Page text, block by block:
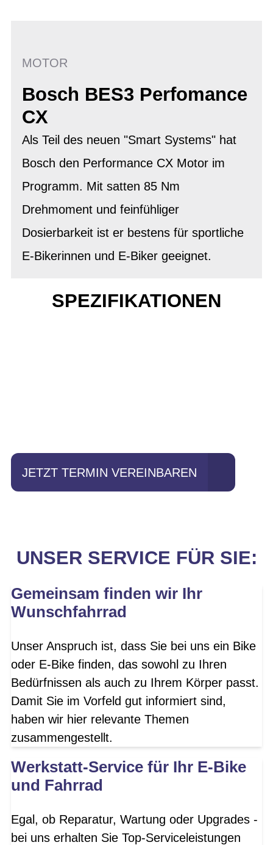
MOTOR
Bosch BES3 Perfomance
CX
Als Teil des neuen "Smart Systems" hat
Bosch den Performance CX Motor im
Programm. Mit satten 85 Nm
Drehmoment und feinfühliger
Dosierbarkeit ist er bestens für sportliche
E-Bikerinnen und E-Biker geeignet.
SPEZIFIKATIONEN
JETZT TERMIN VEREINBAREN
UNSER SERVICE FÜR SIE:
Gemeinsam finden wir Ihr
Wunschfahrrad
Unser Anspruch ist, dass Sie bei uns ein Bike
oder E-Bike finden, das sowohl zu Ihren
Bedürfnissen als auch zu Ihrem Körper passt.
Damit Sie im Vorfeld gut informiert sind,
haben wir hier relevante Themen
zusammengestellt.
Werkstatt-Service für Ihr E-Bike
und Fahrrad
Egal, ob Reparatur, Wartung oder Upgrades -
bei uns erhalten Sie Top-Serviceleistungen